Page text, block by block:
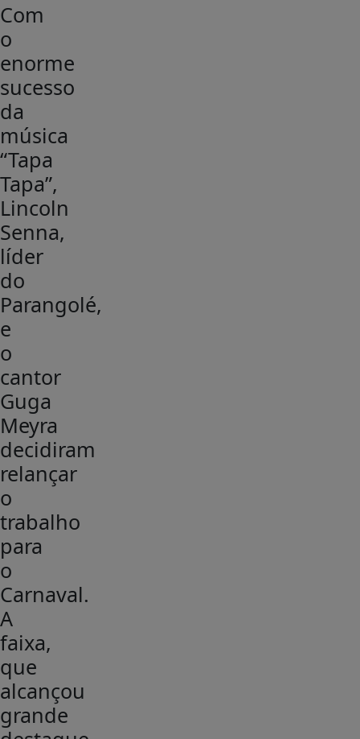
Com
o
enorme
sucesso
da
música
“Tapa
Tapa”,
Lincoln
Senna,
líder
do
Parangolé,
e
o
cantor
Guga
Meyra
decidiram
relançar
o
trabalho
para
o
Carnaval.
A
faixa,
que
alcançou
grande